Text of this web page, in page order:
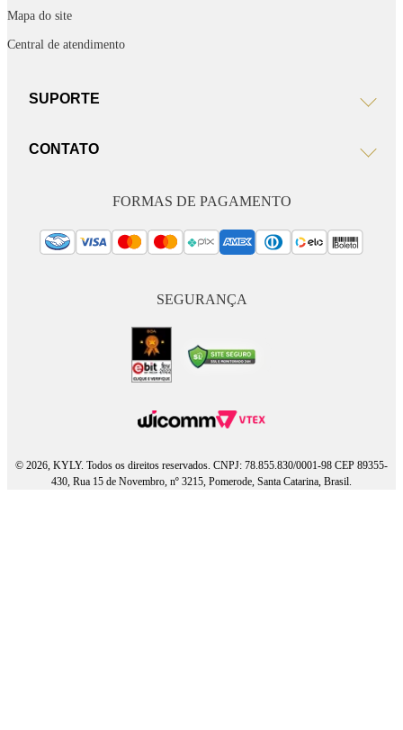
Mapa do site
Central de atendimento
SUPORTE
CONTATO
FORMAS DE PAGAMENTO
SEGURANÇA
© 2026, KYLY. Todos os direitos reservados. CNPJ: 78.855.830/0001-98 CEP 89355-
430, Rua 15 de Novembro, nº 3215, Pomerode, Santa Catarina, Brasil.